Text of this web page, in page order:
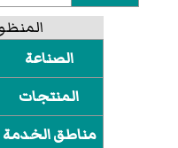
الصناعة
المنتجات
مناطق الخدمة